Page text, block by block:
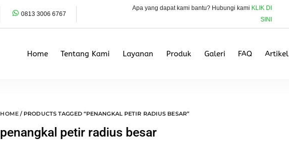
0813 3006 6767
Apa yang dapat kami bantu? Hubungi kami KLIK DI
SINI
Home Tentang Kami Layanan Produk Galeri FAQ Artikel
HOME/ PRODUCTS TAGGED “PENANGKAL PETIR RADIUS BESAR”
penangkal petir radius besar